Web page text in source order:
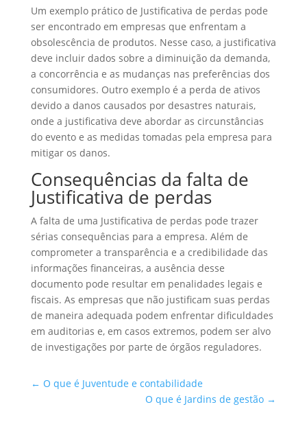
Um exemplo prático de Justificativa de perdas pode
ser encontrado em empresas que enfrentam a
obsolescência de produtos. Nesse caso, a justificativa
deve incluir dados sobre a diminuição da demanda,
a concorrência e as mudanças nas preferências dos
consumidores. Outro exemplo é a perda de ativos
devido a danos causados por desastres naturais,
onde a justificativa deve abordar as circunstâncias
do evento e as medidas tomadas pela empresa para
mitigar os danos.
Consequências da falta de
Justificativa de perdas
A falta de uma Justificativa de perdas pode trazer
sérias consequências para a empresa. Além de
comprometer a transparência e a credibilidade das
informações financeiras, a ausência desse
documento pode resultar em penalidades legais e
fiscais. As empresas que não justificam suas perdas
de maneira adequada podem enfrentar dificuldades
em auditorias e, em casos extremos, podem ser alvo
de investigações por parte de órgãos reguladores.
← O que é Juventude e contabilidade
O que é Jardins de gestão →